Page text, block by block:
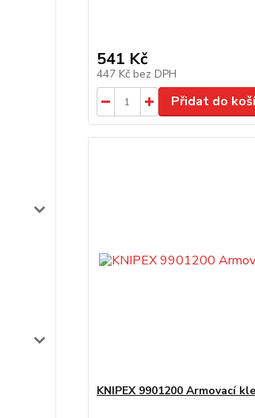
541 Kč
447 Kč bez DPH
Přidat do
KNIPEX 9901200 Armovací